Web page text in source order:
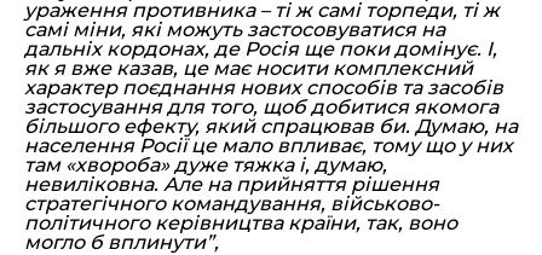
ураження противника – ті ж самі торпеди, ті ж
самі міни, які можуть застосовуватися на
дальніх кордонах, де Росія ще поки домінує. І,
як я вже казав, це має носити комплексний
характер поєднання нових способів та засобів
застосування для того, щоб добитися якомога
більшого ефекту, який спрацював би. Думаю, на
населення Росії це мало впливає, тому що у них
там «хвороба» дуже тяжка і, думаю,
невиліковна. Але на прийняття рішення
стратегічного командування, військово-
політичного керівництва країни, так, воно
могло б вплинути”,